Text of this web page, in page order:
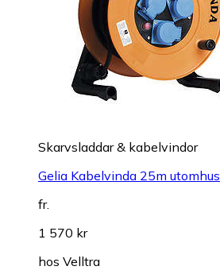
Skarvsladdar & kabelvindor
Gelia Kabelvinda 25m utomhus
fr.
1 570 kr
hos Velltra